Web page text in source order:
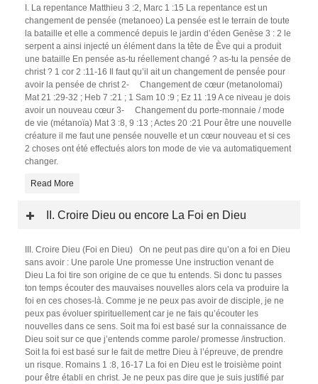
I. La repentance Matthieu 3 :2, Marc 1 :15 La repentance est un
changement de pensée (metanoeo) La pensée est le terrain de toute
la bataille et elle a commencé depuis le jardin d’éden Genèse 3 : 2 le
serpent a ainsi injecté un élément dans la tête de Ève qui a produit
une bataille En pensée as-tu réellement changé ? as-tu la pensée de
christ ? 1 cor 2 :11-16 Il faut qu’il ait un changement de pensée pour
avoir la pensée de christ 2- Changement de cœur (metanolomai)
Mat 21 :29-32 ; Heb 7 :21 ; 1 Sam 10 :9 ; Ez 11 :19 A ce niveau je dois
avoir un nouveau cœur 3- Changement du porte-monnaie / mode
de vie (métanoïa) Mat 3 :8, 9 :13 ; Actes 20 :21 Pour être une nouvelle
créature il me faut une pensée nouvelle et un cœur nouveau et si ces
2 choses ont été effectués alors ton mode de vie va automatiquement
changer.
Read More
II. Croire Dieu ou encore La Foi en Dieu
III. Croire Dieu (Foi en Dieu) On ne peut pas dire qu’on a foi en Dieu
sans avoir : Une parole Une promesse Une instruction venant de
Dieu La foi tire son origine de ce que tu entends. Si donc tu passes
ton temps écouter des mauvaises nouvelles alors cela va produire la
foi en ces choses-là. Comme je ne peux pas avoir de disciple, je ne
peux pas évoluer spirituellement car je ne fais qu’écouter les
nouvelles dans ce sens. Soit ma foi est basé sur la connaissance de
Dieu soit sur ce que j’entends comme parole/ promesse /instruction.
Soit la foi est basé sur le fait de mettre Dieu à l’épreuve, de prendre
un risque. Romains 1 :8, 16-17 La foi en Dieu est le troisième point
pour être établi en christ. Je ne peux pas dire que je suis justifié par